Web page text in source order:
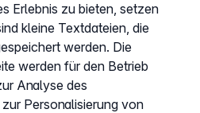
für Zuhause
& Telefon
Telefon
Online
Erlebnis zu bieten, setzen
kleine Textdateien, die
werden. Die
werden für den Betrieb
Analyse des
Personalisierung von